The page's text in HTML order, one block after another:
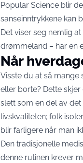
Popular Science blir
sanseinntrykkene kan
Det viser seg nemlig
drømmeland – har en
Når
Visste du at så
eller borte? Dette
slett som en del av
livskvaliteten; folk
blir farligere når man
Den tradisjonelle
denne rutinen krever